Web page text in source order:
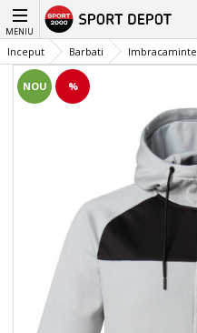
MENIU
Inceput Barbati Imbracaminte
NOU %